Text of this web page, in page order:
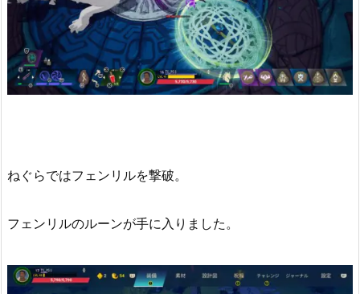
ねぐらではフェンリルを撃破。
フェンリルのルーンが手に入りました。